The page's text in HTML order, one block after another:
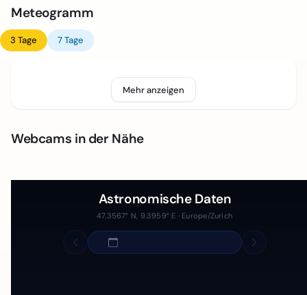
Meteogramm
3 Tage 7 Tage
Mehr anzeigen
Webcams in der Nähe
Astronomische Daten
47.3567° N, 9.3959° E · Europe/Zurich